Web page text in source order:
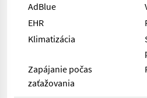
AdBlue
EHR
Klimatizácia
Zapájanie počas
zaťažovania